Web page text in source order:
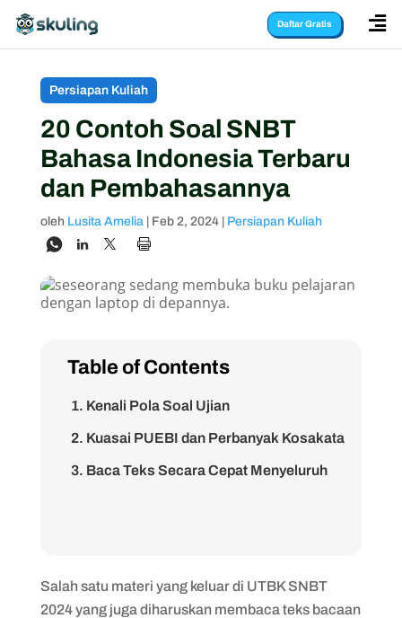
Daftar Gratis 
Persiapan Kuliah
20 Contoh Soal SNBT
Bahasa Indonesia Terbaru
dan Pembahasannya
oleh Lusita Amelia| Feb 2, 2024| Persiapan Kuliah
Table of Contents
1. Kenali Pola Soal Ujian
2. Kuasai PUEBI dan Perbanyak Kosakata
3. Baca Teks Secara Cepat Menyeluruh
Salah satu materi yang keluar di UTBK SNBT
2024 yang juga diharuskan membaca teks bacaan